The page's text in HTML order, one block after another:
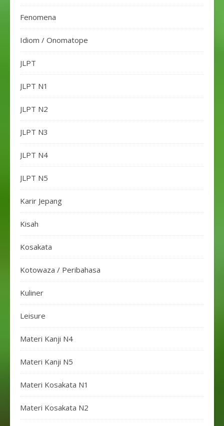
Fenomena
Idiom / Onomatope
JLPT
JLPT N1
JLPT N2
JLPT N3
JLPT N4
JLPT N5
Karir Jepang
Kisah
Kosakata
Kotowaza / Peribahasa
Kuliner
Leisure
Materi Kanji N4
Materi Kanji N5
Materi Kosakata N1
Materi Kosakata N2